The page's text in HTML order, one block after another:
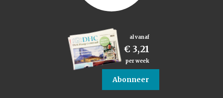
al vanaf
€ 3,21
per week
Abonneer